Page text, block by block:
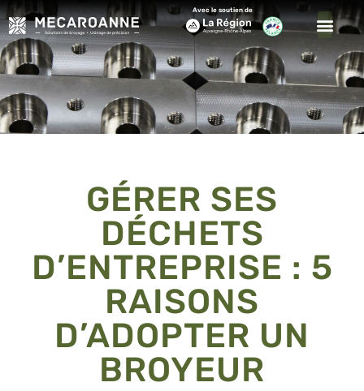
Avec le soutien de
GÉRER SES
DÉCHETS
D’ENTREPRISE : 5
RAISONS
D’ADOPTER UN
BROYEUR